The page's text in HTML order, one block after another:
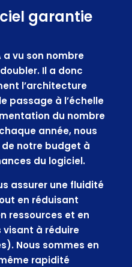
garantie
a vu son nombre
Il a donc
l’architecture
passage à l’échelle
du nombre
année, nous
notre budget à
du logiciel.
assurer une fluidité
en réduisant
ressources et en
à réduire
Nous sommes en
rapidité